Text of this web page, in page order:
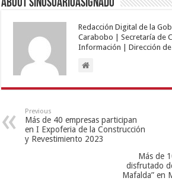
About sinusuarioasignado
Redacción Digital de la
Carabobo | Secretaría de
Información | Dirección de
Previous
Más de 40 empresas participan
en I Expoferia de la Construcción
y Revestimiento 2023
Más de
disfrutado
Mafalda” en